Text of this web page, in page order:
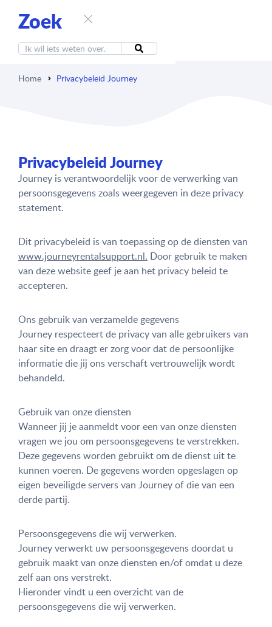
Zoek
Home Privacybeleid Journey
Privacybeleid Journey
Journey is verantwoordelijk voor de verwerking van
persoonsgegevens zoals weergegeven in deze privacy
statement.
Dit privacybeleid is van toepassing op de diensten van
www.journeyrentalsupport.nl. Door gebruik te maken
van deze website geef je aan het privacy beleid te
accepteren.
Ons gebruik van verzamelde gegevens
Journey respecteert de privacy van alle gebruikers van
haar site en draagt er zorg voor dat de persoonlijke
informatie die jij ons verschaft vertrouwelijk wordt
behandeld.
Gebruik van onze diensten
Wanneer jij je aanmeldt voor een van onze diensten
vragen we jou om persoonsgegevens te verstrekken.
Deze gegevens worden gebruikt om de dienst uit te
kunnen voeren. De gegevens worden opgeslagen op
eigen beveiligde servers van Journey of die van een
derde partij.
Persoonsgegevens die wij verwerken.
Journey verwerkt uw persoonsgegevens doordat u
gebruik maakt van onze diensten en/of omdat u deze
zelf aan ons verstrekt.
Hieronder vindt u een overzicht van de
persoonsgegevens die wij verwerken.